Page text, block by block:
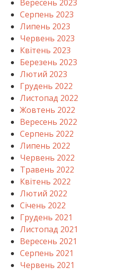
Вересень 2023
Серпень 2023
Липень 2023
Червень 2023
Квітень 2023
Березень 2023
Лютий 2023
Грудень 2022
Листопад 2022
Жовтень 2022
Вересень 2022
Серпень 2022
Липень 2022
Червень 2022
Травень 2022
Квітень 2022
Лютий 2022
Січень 2022
Грудень 2021
Листопад 2021
Вересень 2021
Серпень 2021
Червень 2021